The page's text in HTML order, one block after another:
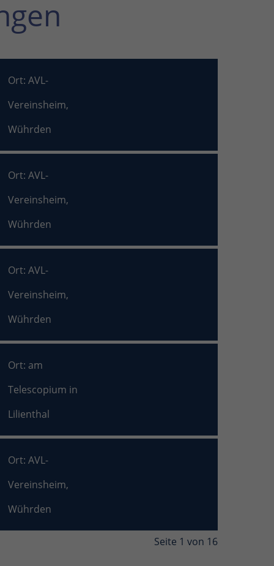
Ort: AVL-
Vereinsheim,
Wührden
Ort: AVL-
Vereinsheim,
Wührden
Ort: AVL-
Vereinsheim,
Wührden
Ort: am
Telescopium in
Lilienthal
Ort: AVL-
Vereinsheim,
Wührden
Seite 1 von 16